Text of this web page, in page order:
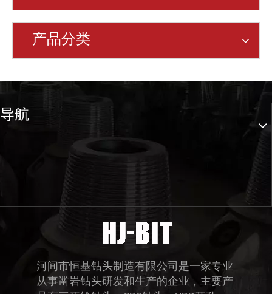
产品分类
导航
河间市恒基钻头制造有限公司是一家专业
从事凿岩钻头研发和生产的企业，主要产